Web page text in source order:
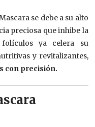
se debe a su alto
preciosa que inhibe la
ya celera su
y revitalizantes,
con precisión.